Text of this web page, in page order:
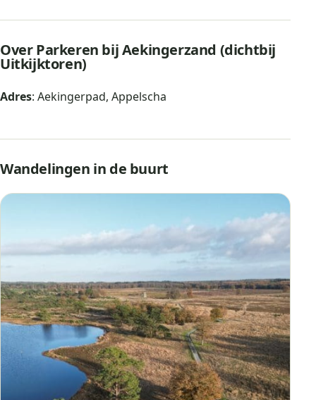
Over Parkeren bij Aekingerzand (dichtbij
Uitkijktoren)
Adres: Aekingerpad, Appelscha
Wandelingen in de buurt